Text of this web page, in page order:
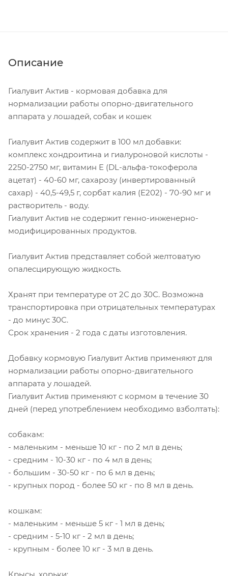
Описание
Гиалувит Актив - кормовая добавка для
нормализации работы опорно-двигательного
аппарата у лошадей, собак и кошек
Гиалувит Актив содержит в 100 мл добавки:
комплекс хондроитина и гиалуроновой кислоты -
2250-2750 мг, витамин Е (DL-альфа-токоферола
ацетат) - 40-60 мг, сахарозу (инвертированный
сахар) - 40,5-49,5 г, сорбат калия (Е202) - 70-90 мг и
растворитель - воду.
Гиалувит Актив не содержит генно-инженерно-
модифицированных продуктов.
Гиалувит Актив представляет собой желтоватую
опалесцирующую жидкость.
Хранят при температуре от 2С до 30С. Возможна
транспортировка при отрицательных температурах
- до минус 30С.
Срок хранения - 2 года с даты изготовления.
Добавку кормовую Гиалувит Актив применяют для
нормализации работы опорно-двигательного
аппарата у лошадей.
Гиалувит Актив применяют с кормом в течение 30
дней (перед употреблением необходимо взболтать):
собакам:
- маленьким - меньше 10 кг - по 2 мл в день;
- средним - 10-30 кг - по 4 мл в день;
- большим - 30-50 кг - по 6 мл в день;
- крупных пород - более 50 кг - по 8 мл в день.
кошкам:
- маленьким - меньше 5 кг - 1 мл в день;
- средним - 5-10 кг - 2 мл в день;
- крупным - более 10 кг - 3 мл в день.